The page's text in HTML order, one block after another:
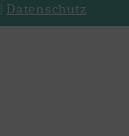
| Datenschutz